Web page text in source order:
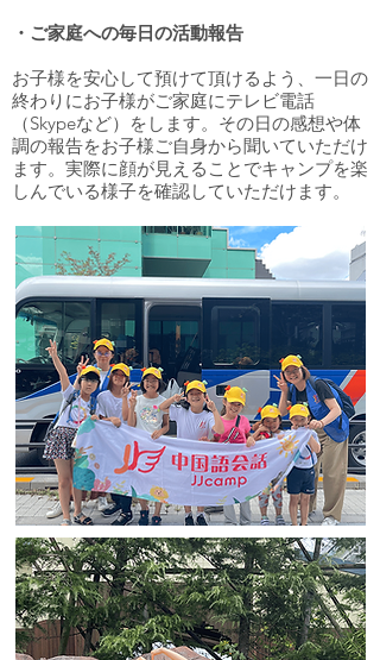
・ご家庭への毎日の活動報告
お子様を安心して預けて頂けるよう、一日の
終わりにお子様がご家庭にテレビ電話
（Skypeなど）をします。その日の感想や体
調の報告をお子様ご自身から聞いていただけ
ます。実際に顔が見えることでキャンプを楽
しんでいる様子を確認していただけます。